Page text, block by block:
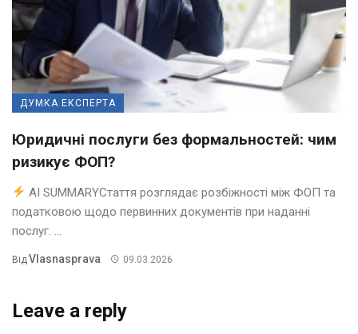
ДУМКА ЕКСПЕРТА
Юридичні послуги без формальностей: чим
ризикує ФОП?
AI SUMMARYСтаття розглядає розбіжності між ФОП та
податковою щодо первинних документів при наданні
послуг. ...
Від Vlasnasprava 09.03.2026
Leave a reply